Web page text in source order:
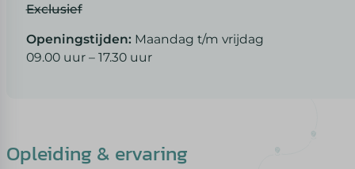
Exclusief
Openingstijden: Maandag t/m vrijdag
09.00 uur – 17.30 uur
Opleiding & ervaring